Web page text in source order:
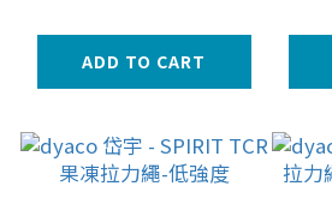
ADD TO CART